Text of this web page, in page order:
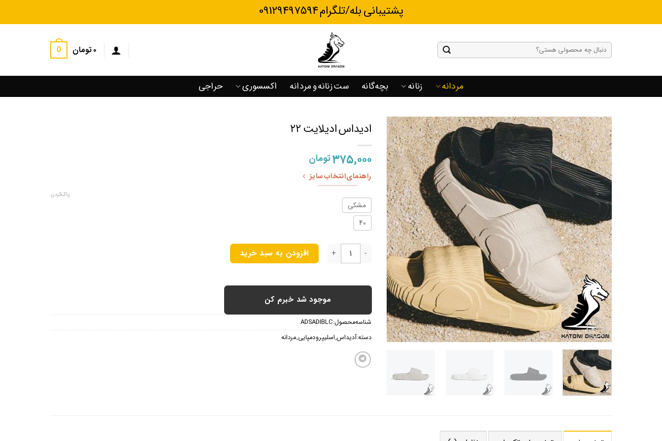
پشتیبانی بله/تلگرام 09129497594
جستجو
برای:
۰تومان 0
مردانه زنانه بچه‌گانه ست زنانه و مردانه اکسسوری حراجی
ادیداس ادیلایت ۲۲
۳۷۵,۰۰۰تومان
راهنمای انتخاب سایز
مشکی
40
پاک کردن
ادیداس ادیلایت ۲۲ عدد افزودن به سبد خرید
موجود شد خبرم کن
شناسه محصول:ADSADIBLC
دسته:آدیداس,اسلیپر و دمپایی,مردانه